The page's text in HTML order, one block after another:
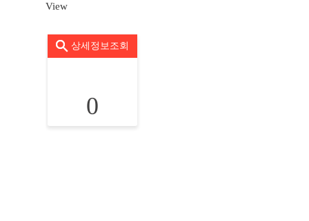
View
상세정보조회
0